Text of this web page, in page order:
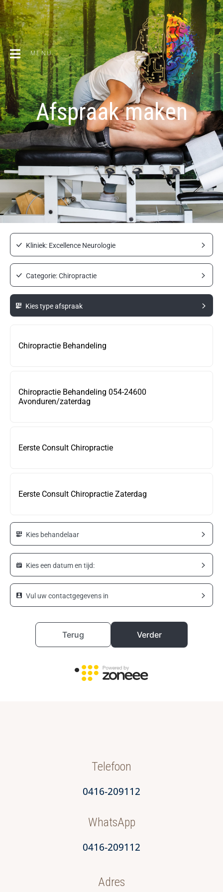
MENU
Afspraak maken
Kliniek: Excellence Neurologie
Categorie: Chiropractie
Kies type afspraak
Chiropractie Behandeling
Chiropractie Behandeling 054-24600
Avonduren/zaterdag
Eerste Consult Chiropractie
Eerste Consult Chiropractie Zaterdag
Kies behandelaar
Kies een datum en tijd:
Vul uw contactgegevens in
Terug Verder
Telefoon
0416-209112
WhatsApp
0416-209112
Adres